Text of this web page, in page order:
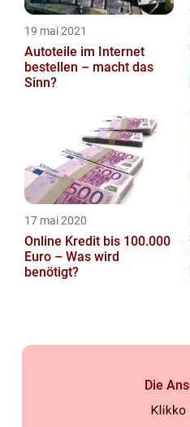
19 mai 2021
Autoteile im Internet
bestellen – macht das
Sinn?
17 mai 2020
Online Kredit bis 100.000
Euro – Was wird
benötigt?
Die